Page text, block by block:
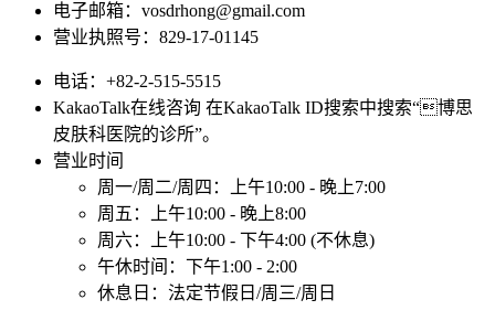
电子邮箱：vosdrhong@gmail.com
营业执照号：829-17-01145
电话：+82-2-515-5515
KakaoTalk在线咨询 在KakaoTalk ID搜索中搜索“博思
皮肤科医院的诊所”。
营业时间
周一/周二/周四：上午10:00 - 晚上7:00
周五：上午10:00 - 晚上8:00
周六：上午10:00 - 下午4:00 (不休息)
午休时间：下午1:00 - 2:00
休息日：法定节假日/周三/周日